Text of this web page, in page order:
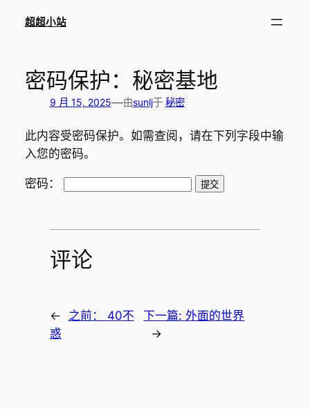
超超小站
密码保护：秘密基地
9 月 15, 2025—由sunlj于 秘密
此内容受密码保护。如需查阅，请在下列字段中输
入您的密码。
密码：
评论
← 之前： 40不
惑
下一篇:外面的世界
→